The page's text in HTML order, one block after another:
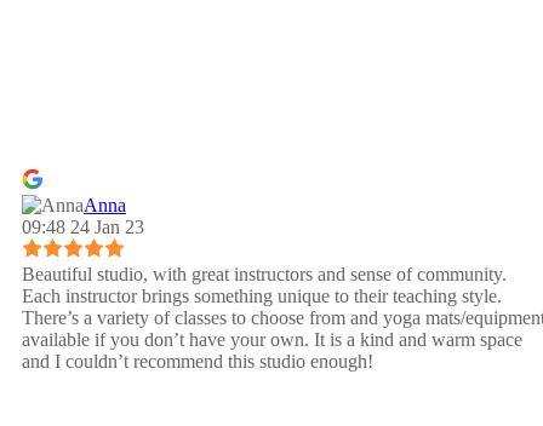
Anna
09:48 24 Jan 23
Beautiful studio, with great instructors and sense of community.
Each instructor brings something unique to their teaching style.
There’s a variety of classes to choose from and yoga mats/
available if you don’t have your own. It is a kind and warm space
and I couldn’t recommend this studio enough!